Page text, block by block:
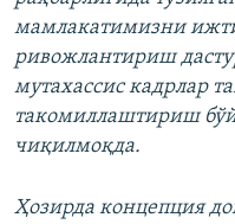
мамлакатимизни
ривожлантириш
мутахассис кадрлар
такомиллаштириш
чиқилмоқда.
Ҳозирда концепция